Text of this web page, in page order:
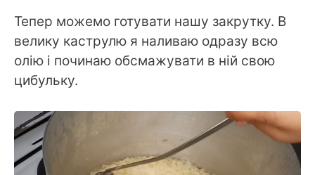
Тепер можемо готувати нашу закрутку. В
велику каструлю я наливаю одразу всю
олію і починаю обсмажувати в ній свою
цибульку.